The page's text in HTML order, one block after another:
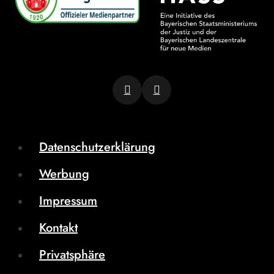
Datenschutzerklärung
Werbung
Impressum
Kontakt
Privatsphäre